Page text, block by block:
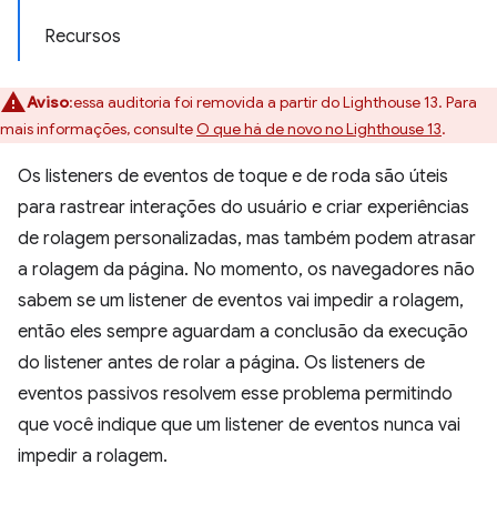
Recursos
Aviso:essa auditoria foi removida a partir do Lighthouse 13. Para
mais informações, consulteO que há de novo no Lighthouse 13.
Os listeners de eventos de toque e de roda são úteis
para rastrear interações do usuário e criar experiências
de rolagem personalizadas, mas também podem atrasar
a rolagem da página. No momento, os navegadores não
sabem se um listener de eventos vai impedir a rolagem,
então eles sempre aguardam a conclusão da execução
do listener antes de rolar a página. Os listeners de
eventos passivos resolvem esse problema permitindo
que você indique que um listener de eventos nunca vai
impedir a rolagem.